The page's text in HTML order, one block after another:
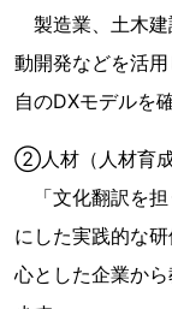
製造業、土木建
動開発などを活
自のDXモデルを
②人材（人材育成
「文化翻訳を担
にした実践的な
心とした企業か